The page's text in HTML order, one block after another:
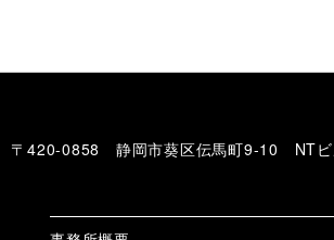
〒420-0858 静岡市葵区伝馬町9-10 NTビ